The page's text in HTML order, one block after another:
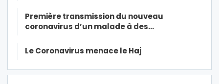
Première transmission du nouveau
coronavirus d’un malade à des…
Le Coronavirus menace le Haj